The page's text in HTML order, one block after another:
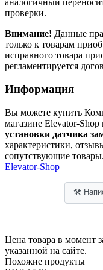
проверки.
Внимание! Данные
только к товарам
исправного товара
регламентируется
Информация
Вы можете купить
магазине Elevator-
установки датчика
характеристики,
сопутствующие
Elevator-Shop
🛠
Цена товара в момент
указанной на сайте.
Похожие продукты